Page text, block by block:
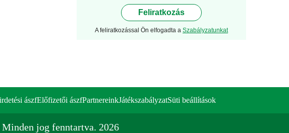
Feliratkozás
A feliratkozással Ön elfogadta a Szabályzatunkat
ászfElőfizetői ászfPartnereinkJátékszabályzatSüti beállítások
jog fenntartva. 2026